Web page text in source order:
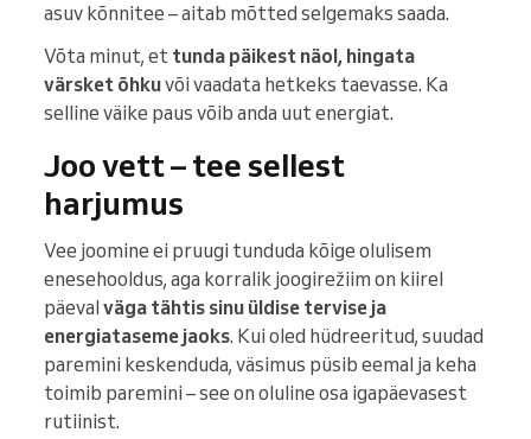
asuv kõnnitee – aitab mõtted selgemaks saada.
Võta minut, et tunda päikest näol, hingata
värsket õhkuvõi vaadata hetkeks taevasse. Ka
selline väike paus võib anda uut energiat.
Joo vett – tee sellest
harjumus
Vee joomine ei pruugi tunduda kõige olulisem
enesehooldus, aga korralik joogirežiim on kiirel
päeval väga tähtis sinu üldise tervise ja
energiataseme jaoks. Kui oled hüdreeritud, suudad
paremini keskenduda, väsimus püsib eemal ja keha
toimib paremini – see on oluline osa igapäevasest
rutiinist.